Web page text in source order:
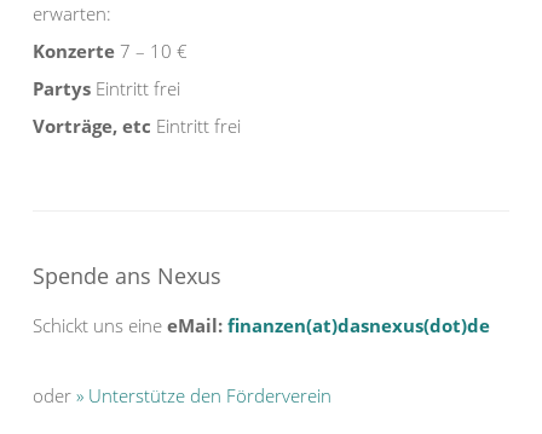
erwarten:
Konzerte 7 – 10 €
Partys Eintritt frei
Vorträge, etc Eintritt frei
Spende ans Nexus
Schickt uns eine eMail: finanzen(at)dasnexus(dot)de
oder » Unterstütze den Förderverein